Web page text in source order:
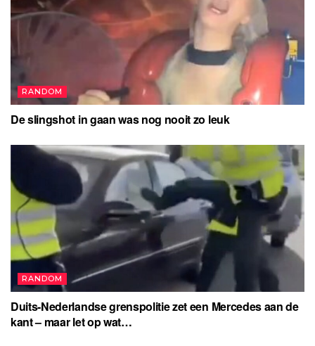
RANDOM
De slingshot in gaan was nog nooit zo leuk
RANDOM
Duits-Nederlandse grenspolitie zet een Mercedes aan de
kant – maar let op wat…